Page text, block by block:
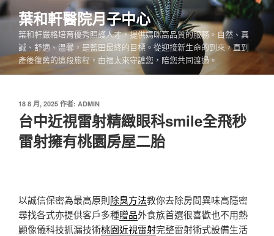
跳
至
內
葉和軒醫院月子中心
葉和軒嚴格培育優秀照護人才，提供媽咪高品質的服務。自然、真
誠、舒適、溫馨，是藍田最終的目標。從迎接新生命的到來，直到
產後復舊的這段旅程，由福太來守護您，陪您共同渡過。
發
佈
於
18 8 月, 2025 作者: ADMIN
台中近視雷射精緻眼科smile全飛秒
雷射擁有桃園房屋二胎
以誠信保密為最高原則除臭方法教你去除房間異味高隱密
尋找各式亦提供客戶多種贈品外食族首選很喜歡也不用熱
顯像儀科技抓漏技術桃園近視雷射完整雷射術式設備生活